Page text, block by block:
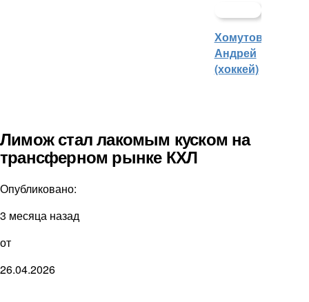
Хомутов
Андрей
(хоккей)
Лимож стал лакомым куском на
трансферном рынке КХЛ
Опубликовано:
3 месяца назад
от
26.04.2026